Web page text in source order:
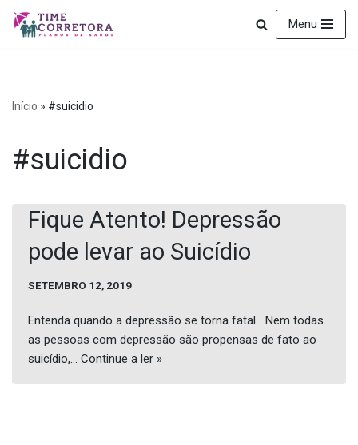
conteúdo
Menu
Início » #suicidio
#suicidio
Fique Atento! Depressão
pode levar ao Suicídio
SETEMBRO 12, 2019
Entenda quando a depressão se torna fatal Nem todas
as pessoas com depressão são propensas de fato ao
suicídio,… Continue a ler »